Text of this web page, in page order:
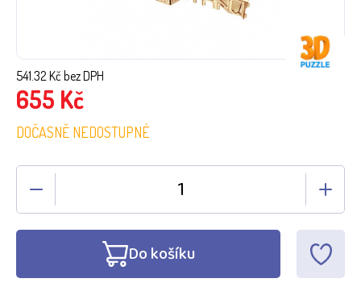
541.32Kč bez DPH
655 Kč
DOČASNĚ NEDOSTUPNÉ
Do košíku